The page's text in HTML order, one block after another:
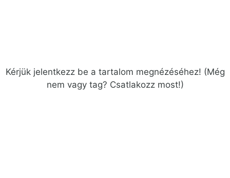
Kérjük jelentkezz be a tartalom megnézéséhez! (Még
nem vagy tag? Csatlakozz most!)